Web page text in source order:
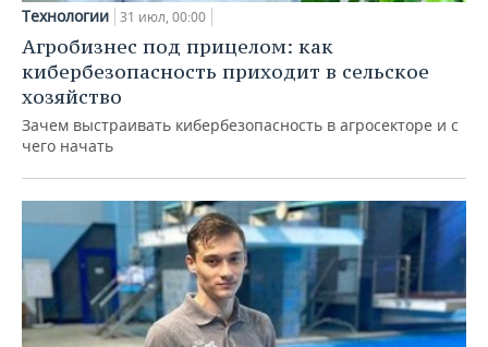
Технологии 31 июл, 00:00
Агробизнес под прицелом: как
кибербезопасность приходит в сельское
хозяйство
Зачем выстраивать кибербезопасность в агросекторе и с
чего начать